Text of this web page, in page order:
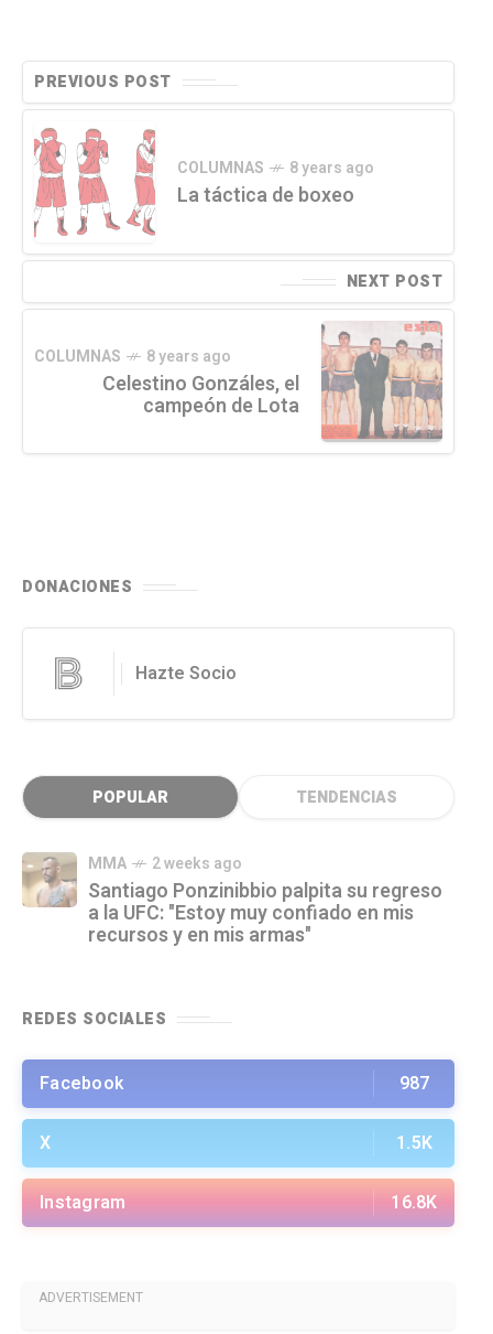
PREVIOUS POST
COLUMNAS 8 years ago
La táctica de boxeo
NEXT POST
COLUMNAS 8 years ago
Celestino Gonzáles, el
campeón de Lota
DONACIONES
Hazte Socio
POPULAR TENDENCIAS
MMA 2 weeks ago
Santiago Ponzinibbio palpita su regreso
a la UFC: "Estoy muy confiado en mis
recursos y en mis armas"
REDES SOCIALES
Facebook 987
X 1.5K
Instagram 16.8K
ADVERTISEMENT